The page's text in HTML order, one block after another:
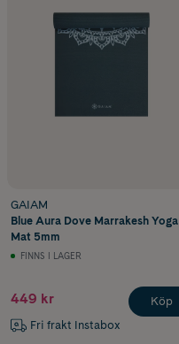
GAIAM
Blue Aura Dove Marrakesh Yoga
Mat 5mm
FINNS I LAGER
449 kr
Fri frakt Instabox
Köp